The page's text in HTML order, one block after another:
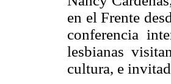
en el Frente
conferencia
lesbianas
cultura, e